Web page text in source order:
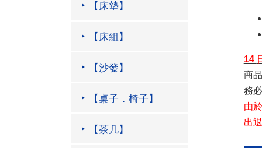
【床墊】
【床組】
【沙發】
【桌子．椅子】
【茶几】
14
商
務
由
出